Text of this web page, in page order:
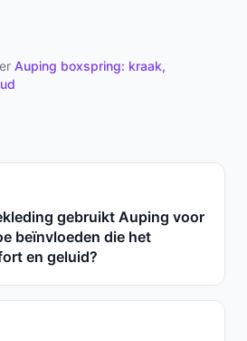
Auping boxspring: kraak,
gebruikt Auping voor
beïnvloeden die het
en geluid?